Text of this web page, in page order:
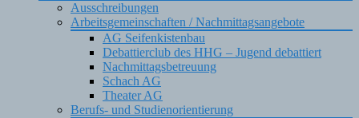
Ausschreibungen
Arbeitsgemeinschaften / Nachmittagsangebote
AG Seifenkistenbau
Debattierclub des HHG – Jugend debattiert
Nachmittagsbetreuung
Schach AG
Theater AG
Berufs- und Studienorientierung